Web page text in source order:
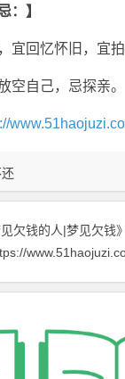
：】
宜回忆怀旧，宜拍
空自己，忌探亲。
见欠钱的人|梦见欠钱》